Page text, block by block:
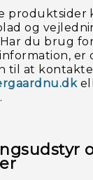
produktsider
og
du brug
er
til at kontakte
.